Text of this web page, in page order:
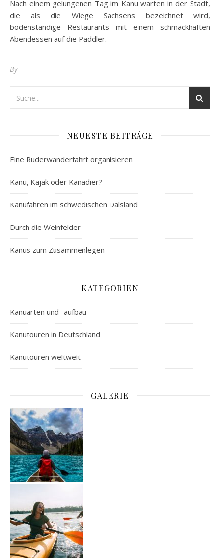
Nach einem gelungenen Tag im Kanu warten in der Stadt,
die als die Wiege Sachsens bezeichnet wird,
bodenständige Restaurants mit einem schmackhaften
Abendessen auf die Paddler.
By
NEUESTE BEITRÄGE
Eine Ruderwanderfahrt organisieren
Kanu, Kajak oder Kanadier?
Kanufahren im schwedischen Dalsland
Durch die Weinfelder
Kanus zum Zusammenlegen
KATEGORIEN
Kanuarten und -aufbau
Kanutouren in Deutschland
Kanutouren weltweit
GALERIE